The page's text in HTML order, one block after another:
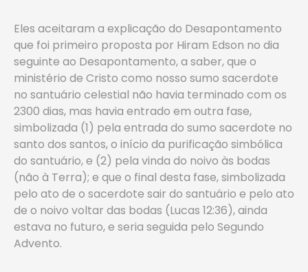
Eles aceitaram a explicação do Desapontamento
que foi primeiro proposta por Hiram Edson no dia
seguinte ao Desapontamento, a saber, que o
ministério de Cristo como nosso sumo sacerdote
no santuário celestial não havia terminado com os
2300 dias, mas havia entrado em outra fase,
simbolizada (1) pela entrada do sumo sacerdote no
santo dos santos, o início da purificação simbólica
do santuário, e (2) pela vinda do noivo às bodas
(não à Terra); e que o final desta fase, simbolizada
pelo ato de o sacerdote sair do santuário e pelo ato
de o noivo voltar das bodas (Lucas 12:36), ainda
estava no futuro, e seria seguida pelo Segundo
Advento.